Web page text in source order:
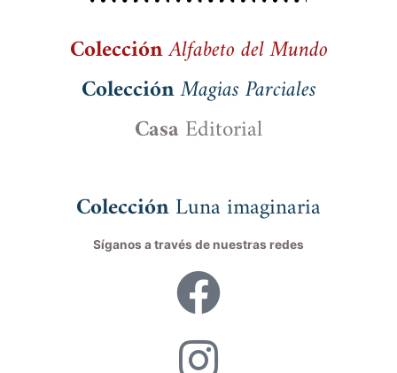
ColecciónAlfabeto del Mundo
ColecciónMagias Parciales
Casa Editorial
ColecciónLuna imaginaria
Síganos a través de nuestras redes